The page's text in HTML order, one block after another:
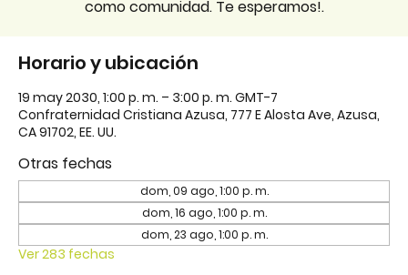
como comunidad. Te esperamos!.
Horario y ubicación
19 may 2030, 1:00 p. m. – 3:00 p. m. GMT-7
Confraternidad Cristiana Azusa, 777 E Alosta Ave, Azusa,
CA 91702, EE. UU.
Otras fechas
dom, 09 ago, 1:00 p. m.
dom, 16 ago, 1:00 p. m.
dom, 23 ago, 1:00 p. m.
Ver 283 fechas